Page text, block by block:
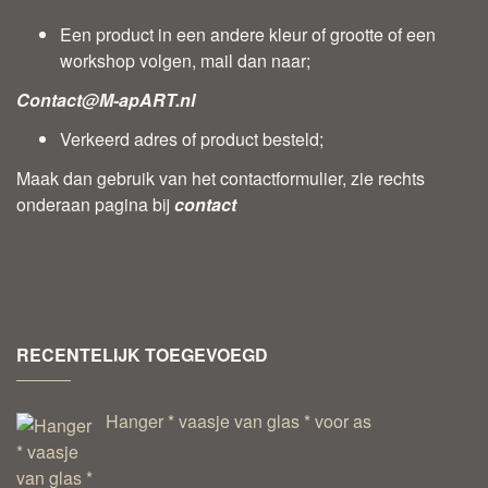
Een product in een andere kleur of grootte of een
workshop volgen, mail dan naar;
Contact@M-apART.nl
Verkeerd adres of product besteld;
Maak dan gebruik van het contactformulier, zie rechts
onderaan pagina bij contact
RECENTELIJK TOEGEVOEGD
Hanger * vaasje van glas * voor as